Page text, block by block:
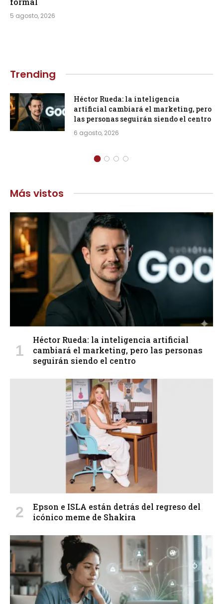
5 agosto, 2026
Trending
Héctor Rueda: la inteligencia
artificial cambiará el marketing, pero
las personas seguirán siendo el centro
6 agosto, 2026
Más vistos
Héctor Rueda: la inteligencia artificial
cambiará el marketing, pero las personas
seguirán siendo el centro
Epson e ISLA están detrás del regreso del
icónico meme de Shakira